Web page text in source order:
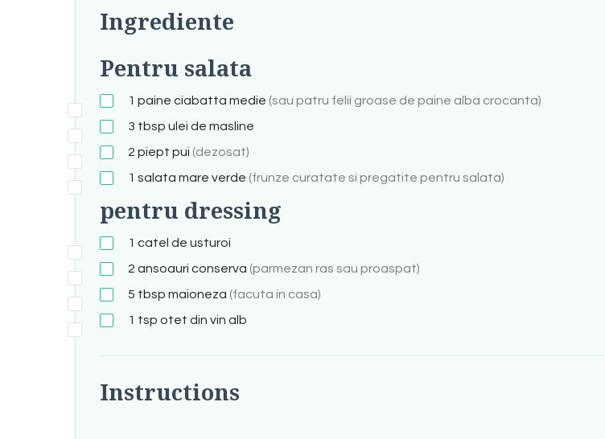
Ingrediente
Pentru salata
1 paine ciabatta medie (sau patru felii groase de paine alba crocanta)
3 tbsp ulei de masline
2 piept pui (dezosat)
1 salata mare verde (frunze curatate si pregatite pentru salata)
pentru dressing
1 catel de usturoi
2 ansoauri conserva (parmezan ras sau proaspat)
5 tbsp maioneza (facuta in casa)
1 tsp otet din vin alb
Instructions